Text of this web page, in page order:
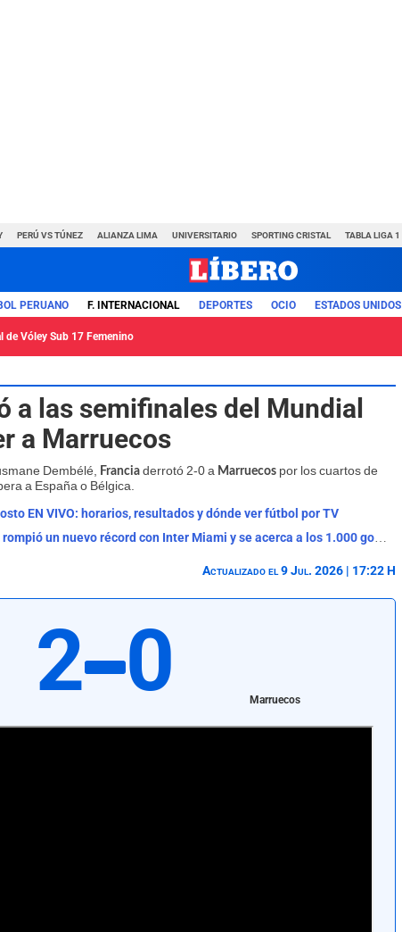
PERÚ VS TÚNEZ ALIANZA LIMA UNIVERSITARIO SPORTING CRISTAL TABLA LIGA 1
PERUANO F. INTERNACIONAL DEPORTES OCIO ESTADOS UNIDOS
de Vóley Sub 17 Femenino
a las semifinales del Mundial
a Marruecos
Dembélé, Francia derrotó 2-0 a Marruecos por los cuartos de
a España o Bélgica.
EN VIVO: horarios, resultados y dónde ver fútbol por TV
Lionel Messi anotó un doblete, rompió un nuevo récord con Inter Miami y se acerca a los 1.000 goles
Actualizado el 9 Jul. 2026 | 17:22 H
2 0 Marruecos